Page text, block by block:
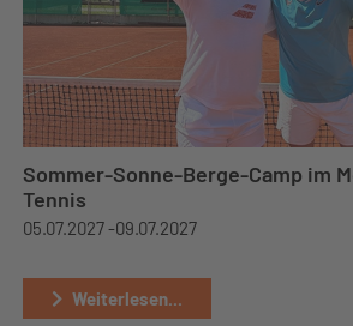
Sommer-Sonne-Berge-Camp im
Tennis
05.07.2027 -09.07.2027
Weiterlesen...